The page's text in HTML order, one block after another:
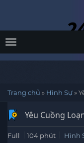
Menu
Trang chủ » Hình Sự»
Yêu Cuồng
Full 104 phút Hình